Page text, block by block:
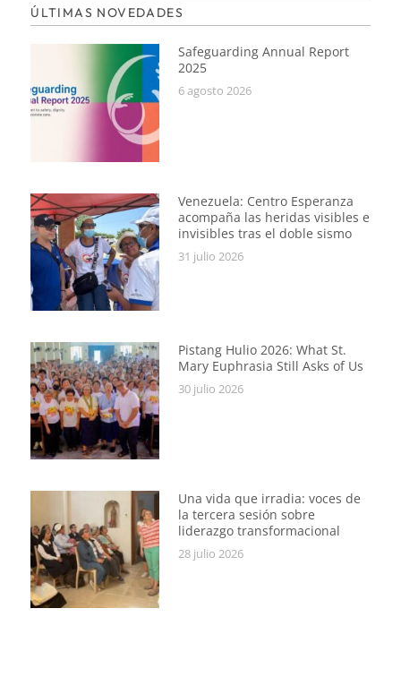
ÚLTIMAS NOVEDADES
Safeguarding Annual Report
2025
6 agosto 2026
Venezuela: Centro Esperanza
acompaña las heridas visibles e
invisibles tras el doble sismo
31 julio 2026
Pistang Hulio 2026: What St.
Mary Euphrasia Still Asks of Us
30 julio 2026
Una vida que irradia: voces de
la tercera sesión sobre
liderazgo transformacional
28 julio 2026